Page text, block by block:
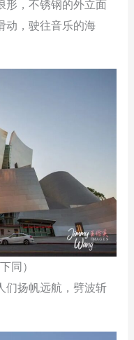
形，不锈钢的外立面
动，驶往音乐的海
同）
们扬帆远航，劈波斩